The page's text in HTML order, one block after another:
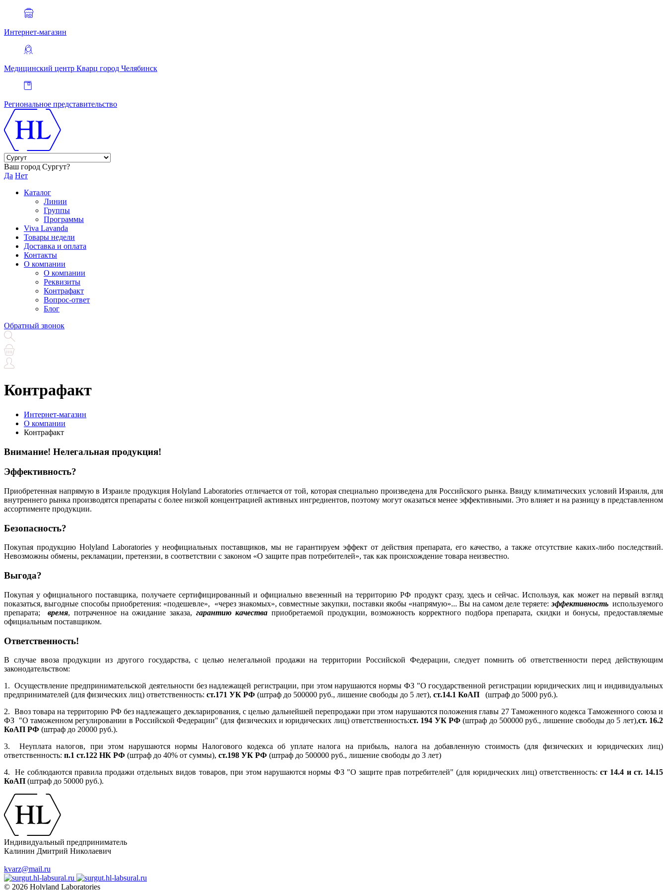
Интернет-магазин
Медицинский центр Кварц город Челябинск
Региональное представительство
Ваш город Сургут?
Да Нет
Каталог
Линии
Группы
Программы
Viva Lavanda
Товары недели
Доставка и оплата
Контакты
О компании
О компании
Реквизиты
Контрафакт
Вопрос-ответ
Блог
Обратный звонок
Контрафакт
Интернет-магазин
О компании
Контрафакт
Внимание! Нелегальная продукция!
Эффективность?
Приобретенная напрямую в Израиле продукция Holyland Laboratories отличается от той, которая специально произведена для Российского рынка. Ввиду климатических условий Израиля, для
внутреннего рынка производятся препараты с более низкой концентрацией активных ингредиентов, поэтому могут оказаться менее эффективными. Это влияет и на разницу в представленном
ассортименте продукции.
Безопасность?
Покупая продукцию Holyland Laboratories у неофициальных поставщиков, мы не гарантируем эффект от действия препарата, его качество, а также отсутствие каких-либо последствий.
Невозможны обмены, рекламации, претензии, в соответствии с законом «О защите прав потребителей», так как происхождение товара неизвестно.
Выгода?
Покупая у официального поставщика, получаете сертифицированный и официально ввезенный на территорию РФ продукт сразу, здесь и сейчас. Используя, как может на первый взгляд
показаться, выгодные способы приобретения: «подешевле», «через знакомых», совместные закупки, поставки якобы «напрямую»... Вы на самом деле теряете:эффективностьиспользуемого
препарата;время, потраченное на ожидание заказа, гарантию качества приобретаемой продукции, возможность корректного подбора препарата, скидки и бонусы, предоставляемые
официальным поставщиком.
Ответственность!
В случае ввоза продукции из другого государства, с целью нелегальной продажи на территории Российской Федерации, следует помнить об ответственности перед действующим
законодательством:
1. Осуществление предпринимательской деятельности без надлежащей регистрации, при этом нарушаются нормы ФЗ "О государственной регистрации юридических лиц и индивидуальных
предпринимателей (для физических лиц) ответственность: ст.171 УК РФ (штраф до 500000 руб., лишение свободы до 5 лет), ст.14.1 КоАП (штраф до 5000 руб.).
2. Ввоз товара на территорию РФ без надлежащего декларирования, с целью дальнейшей перепродажи при этом нарушаются положения главы 27 Таможенного кодекса Таможенного союза и
ФЗ "О таможенном регулировании в Российской Федерации" (для физических и юридических лиц) ответственность:ст. 194 УК РФ (штраф до 500000 руб., лишение свободы до 5 лет),ст. 16.2
КоАП РФ (штраф до 20000 руб.).
3. Неуплата налогов, при этом нарушаются нормы Налогового кодекса об уплате налога на прибыль, налога на добавленную стоимость (для физических и юридических лиц)
ответственность: п.1 ст.122 НК РФ (штраф до 40% от суммы), ст.198 УК РФ (штраф до 500000 руб., лишение свободы до 3 лет)
4. Не соблюдаются правила продажи отдельных видов товаров, при этом нарушаются нормы ФЗ "О защите прав потребителей" (для юридических лиц) ответственность:ст 14.4 и ст. 14.15
КоАП (штраф до 50000 руб.).
Индивидуальный предприниматель
Калинин Дмитрий Николаевич
kvarz@mail.ru
© 2026 Holyland Laboratories